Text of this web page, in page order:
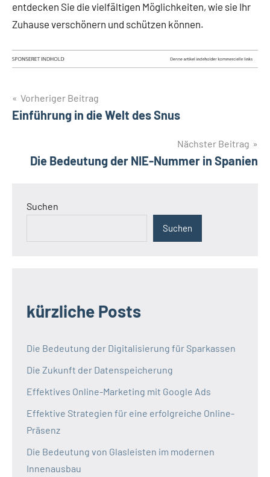
entdecken Sie die vielfältigen Möglichkeiten, wie sie Ihr
Zuhause verschönern und schützen können.
Beitragsnavigation
Vorheriger Beitrag
Einführung in die Welt des Snus
Nächster Beitrag
Die Bedeutung der NIE-Nummer in Spanien
Suchen
Suchen
kürzliche Posts
Die Bedeutung der Digitalisierung für Sparkassen
Die Zukunft der Datenspeicherung
Effektives Online-Marketing mit Google Ads
Effektive Strategien für eine erfolgreiche Online-
Präsenz
Die Bedeutung von Glasleisten im modernen
Innenausbau